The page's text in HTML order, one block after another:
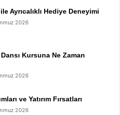
Ayrıcalıklı Hediye Deneyimi
2026
Kursuna Ne Zaman
2026
ve Yatırım Fırsatları
2026